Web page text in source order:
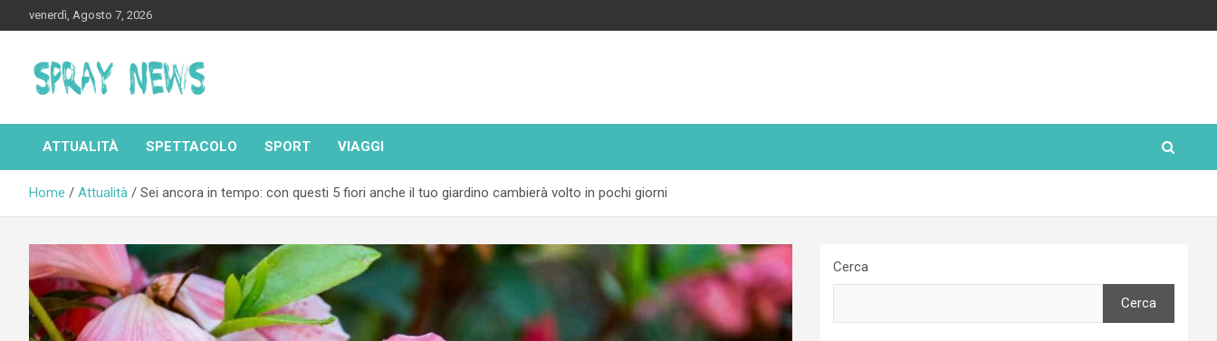
to
venerdì, Agosto 7, 2026
Spraynews.it
ATTUALITÀ SPETTACOLO SPORT VIAGGI
Home Attualità Sei ancora in tempo: con questi 5 fiori anche il tuo giardino cambierà volto in pochi giorni
Cerca
Cerca